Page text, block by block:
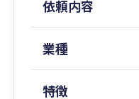
依頼内容
業種
特徴